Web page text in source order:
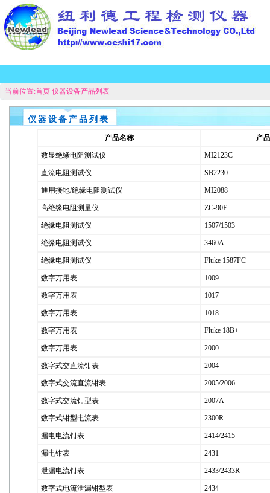
当前位置:首页 仪器设备产品列表
仪器设备产品列表
产品名称 产
数显绝缘电阻测试仪 MI2123C
直流电阻测试仪 SB2230
通用接地/绝缘电阻测试仪 MI2088
高绝缘电阻测量仪 ZC-90E
绝缘电阻测试仪 1507/1503
绝缘电阻测试仪 3460A
绝缘电阻测试仪 Fluke 1587FC
数字万用表 1009
数字万用表 1017
数字万用表 1018
数字万用表 Fluke 18B+
数字万用表 2000
数字式交直流钳表 2004
数字式交流直流钳表 2005/2006
数字式交流钳型表 2007A
数字式钳型电流表 2300R
漏电电流钳表 2414/2415
漏电钳表 2431
泄漏电流钳表 2433/2433R
数字式电流泄漏钳型表 2434